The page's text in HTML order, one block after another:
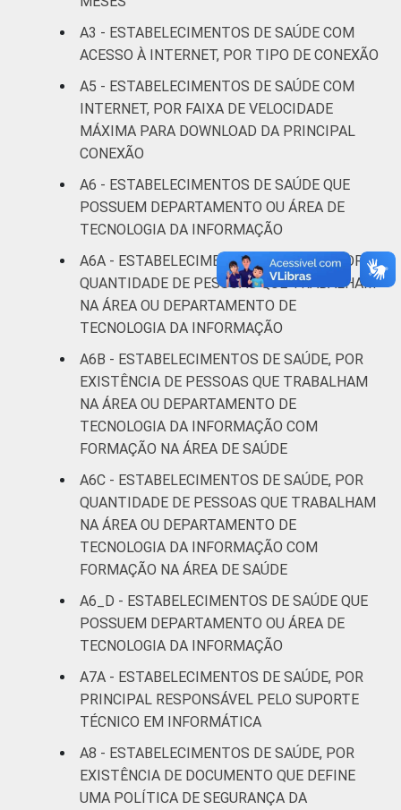
Fonte: CGI/NIC.br, Centro Regional de
Estudos para o Desenvolvimento da
Sociedade da Informação (Cetic.br),
Pesquisa sobre o uso das tecnologias de
informação e comunicação nos
estabelecimentos de saúde brasileiros – TIC
Saúde 2021.
A3 - ESTABELECIMENTOS DE SAÚDE COM
ACESSO À INTERNET, POR TIPO DE CONEXÃO
A5 - ESTABELECIMENTOS DE SAÚDE COM
INTERNET, POR FAIXA DE VELOCIDADE
MÁXIMA PARA DOWNLOAD DA PRINCIPAL
CONEXÃO
A6 - ESTABELECIMENTOS DE SAÚDE QUE
POSSUEM DEPARTAMENTO OU ÁREA DE
TECNOLOGIA DA INFORMAÇÃO
A6A - ESTABELECIMENTOS DE SAÚDE, POR
QUANTIDADE DE PESSOAS QUE TRABALHAM
NA ÁREA OU DEPARTAMENTO DE
TECNOLOGIA DA INFORMAÇÃO
A6B - ESTABELECIMENTOS DE SAÚDE, POR
EXISTÊNCIA DE PESSOAS QUE TRABALHAM
NA ÁREA OU DEPARTAMENTO DE
TECNOLOGIA DA INFORMAÇÃO COM
FORMAÇÃO NA ÁREA DE SAÚDE
A6C - ESTABELECIMENTOS DE SAÚDE, POR
QUANTIDADE DE PESSOAS QUE TRABALHAM
NA ÁREA OU DEPARTAMENTO DE
TECNOLOGIA DA INFORMAÇÃO COM
FORMAÇÃO NA ÁREA DE SAÚDE
A6_D - ESTABELECIMENTOS DE SAÚDE QUE
POSSUEM DEPARTAMENTO OU ÁREA DE
TECNOLOGIA DA INFORMAÇÃO
A7A - ESTABELECIMENTOS DE SAÚDE, POR
PRINCIPAL RESPONSÁVEL PELO SUPORTE
TÉCNICO EM INFORMÁTICA
A8 - ESTABELECIMENTOS DE SAÚDE, POR
EXISTÊNCIA DE DOCUMENTO QUE DEFINE
UMA POLÍTICA DE SEGURANÇA DA